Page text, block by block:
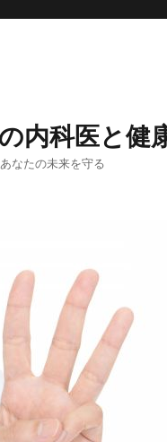
内科医と健
なたの未来を守る